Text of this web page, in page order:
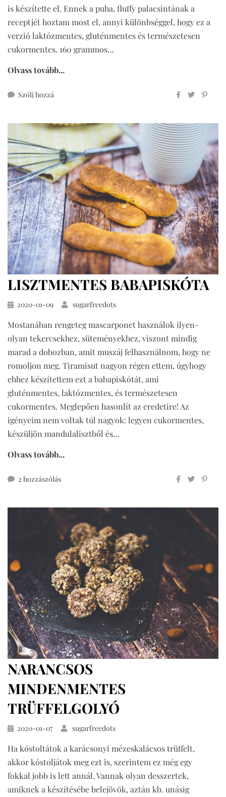
is készítette el. Ennek a puha, fluffy palacsintának a
receptjét hoztam most el, annyi különbséggel, hogy ez a
verzió laktózmentes, gluténmentes és természetesen
cukormentes. 160 grammos…
Olvass tovább...
Szólj hozzá
glutén-
laktózmentesen
LISZTMENTES BABAPISKÓTA
Közzétéve
2020-01-09 sugarfreedots
Mostanában rengeteg mascarponet használok ilyen-
olyan tekercsekhez, süteményekhez, viszont mindig
marad a dobozban, amit muszáj felhasználnom, hogy ne
romoljon meg. Tiramisut nagyon régen ettem, úgyhogy
ehhez készítettem ezt a babapiskótát, ami
gluténmentes, laktózmentes, és természetesen
cukormentes. Meglepően hasonlít az eredetire! Az
igényeim nem voltak túl nagyok: legyen cukormentes,
készüljön mandulalisztből és…
Olvass tovább...
2 hozzászóláslisztmentes
bejegyzéshez
NARANCSOS
MINDENMENTES
TRÜFFELGOLYÓ
Közzétéve
2020-01-07 sugarfreedots
Ha kóstoltátok a karácsonyi mézeskalácsos trüffelt,
akkor kóstoljátok meg ezt is, szerintem ez még egy
fokkal jobb is lett annál. Vannak olyan desszertek,
amiknek a készítésébe belejövök, aztán kb. unásig